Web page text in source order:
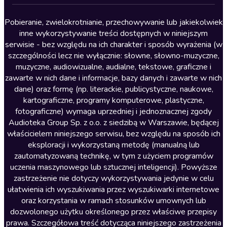
Lektury szkolne
Literatura anglojęzyczna
Literatura faktu
Literatura obyczajowa
Literatura piękna obca
Literatura piękna polska
Nagrania relaksacyjne
Nauka języków
Nauki humanistyczne
Podcasty i audycje
Polityka
Prasa
Religia
Pobieranie, zwielokrotnianie, przechowywanie lub jakiekolwiek
inne wykorzystywanie treści dostępnych w niniejszym
serwisie - bez względu na ich charakter i sposób wyrażenia (w
szczególności lecz nie wyłącznie: słowne, słowno-muzyczne,
muzyczne, audiowizualne, audialne, tekstowe, graficzne i
zawarte w nich dane i informacje, bazy danych i zawarte w nich
dane) oraz formę (np. literackie, publicystyczne, naukowe,
kartograficzne, programy komputerowe, plastyczne,
fotograficzne) wymaga uprzedniej i jednoznacznej zgody
Audioteka Group Sp. z o.o. z siedzibą w Warszawie, będącej
właścicielem niniejszego serwisu, bez względu na sposób ich
eksploracji i wykorzystaną metodę (manualną lub
zautomatyzowaną technikę, w tym z użyciem programów
uczenia maszynowego lub sztucznej inteligencji). Powyższe
zastrzeżenie nie dotyczy wykorzystywania jedynie w celu
ułatwienia ich wyszukiwania przez wyszukiwarki internetowe
oraz korzystania w ramach stosunków umownych lub
dozwolonego użytku określonego przez właściwe przepisy
prawa. Szczegółowa treść dotycząca niniejszego zastrzeżenia